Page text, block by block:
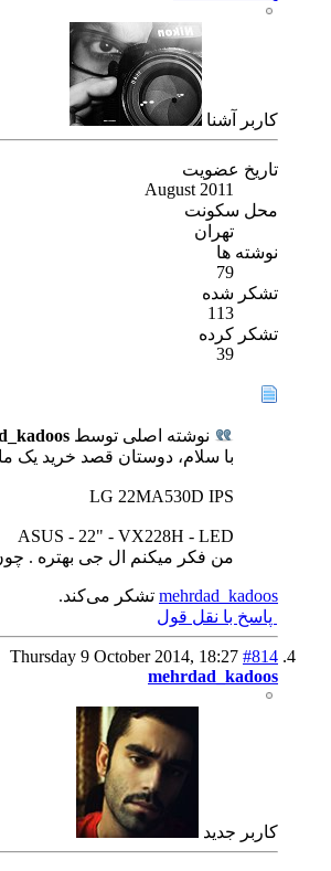
كاربر آشنا
تاریخ عضویت
August 2011
محل سکونت
تهران
نوشته ها
79
تشکر شده
113
تشکر کرده
39
نوشته اصلی توسط
با سلام، دوستان قصد خرید یک مانیتور برای کارهای
LG 22MA530D IPS
ASUS - 22" - VX228H - LED
من فکر میکنم ال جی بهتره .
mehrdad_kadoos تشکر می‌کند.
پاسخ با نقل قول
Thursday 9 October 2014, 18:27 #814
mehrdad_kadoos
كاربر جديد